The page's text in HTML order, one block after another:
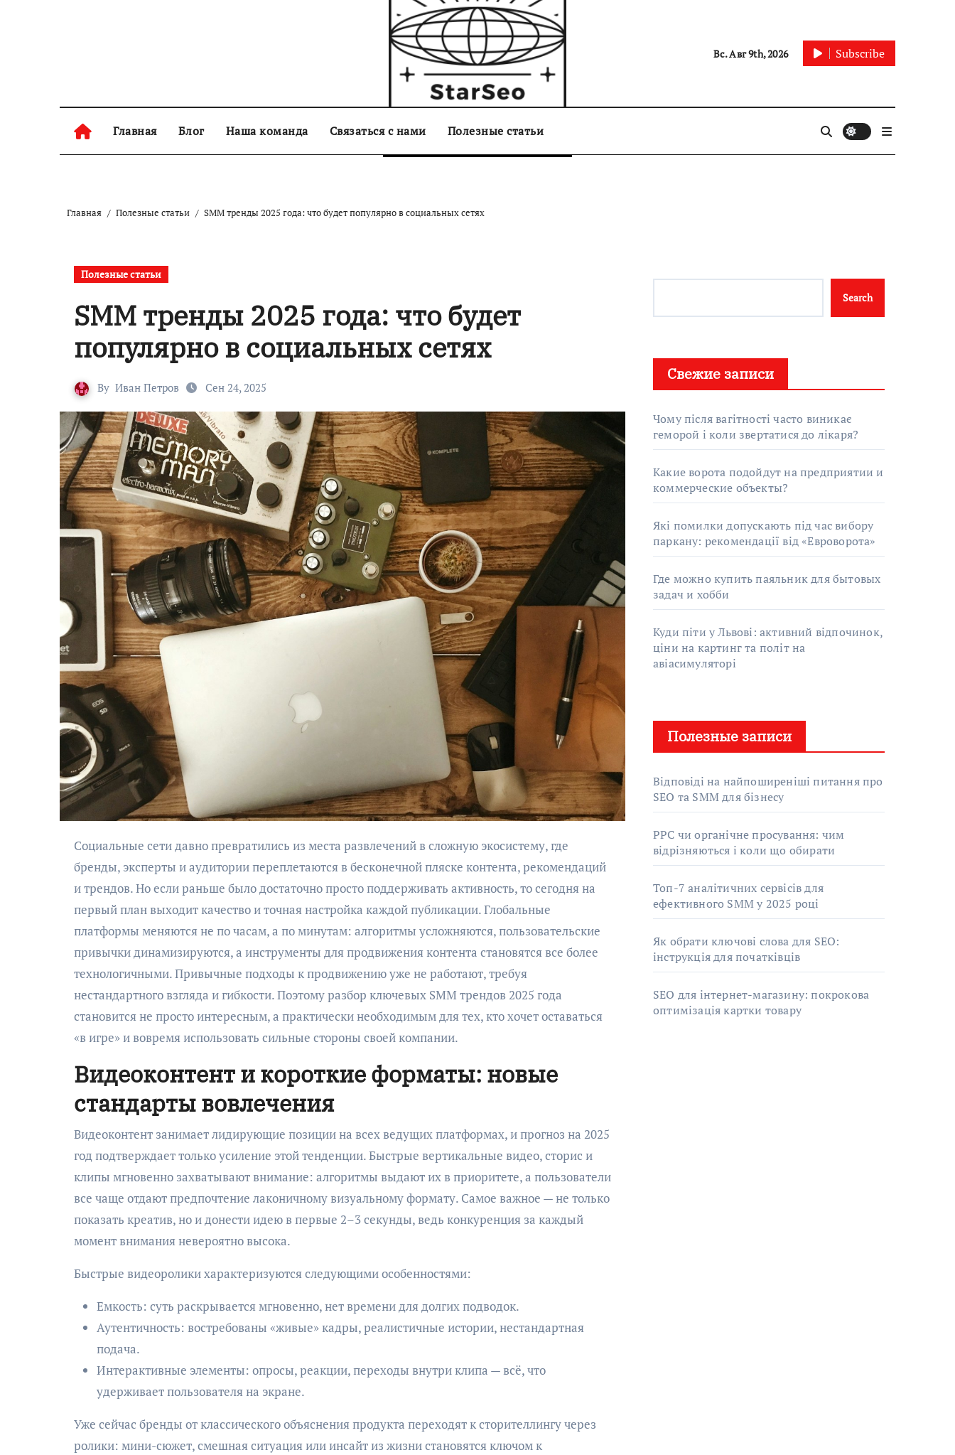
starseo.com.ua
Вс. Авг 9th, 2026 Subscribe
Главная Блог Наша команда Связаться с нами Полезные статьи
Главная Полезные статьи SMM тренды 2025 года: что будет популярно в социальных сетях
Полезные статьи
SMM тренды 2025 года: что будет
популярно в социальных сетях
By Иван Петров Сен 24, 2025
Социальные сети давно превратились из места развлечений в сложную экосистему, где
бренды, эксперты и аудитории переплетаются в бесконечной пляске контента, рекомендаций
и трендов. Но если раньше было достаточно просто поддерживать активность, то сегодня на
первый план выходит качество и точная настройка каждой публикации. Глобальные
платформы меняются не по часам, а по минутам: алгоритмы усложняются, пользовательские
привычки динамизируются, а инструменты для продвижения контента становятся все более
технологичными. Привычные подходы к продвижению уже не работают, требуя
нестандартного взгляда и гибкости. Поэтому разбор ключевых SMM трендов 2025 года
становится не просто интересным, а практически необходимым для тех, кто хочет оставаться
«в игре» и вовремя использовать сильные стороны своей компании.
Видеоконтент и короткие форматы: новые
стандарты вовлечения
Видеоконтент занимает лидирующие позиции на всех ведущих платформах, и прогноз на 2025
год подтверждает только усиление этой тенденции. Быстрые вертикальные видео, сторис и
клипы мгновенно захватывают внимание: алгоритмы выдают их в приоритете, а пользователи
все чаще отдают предпочтение лаконичному визуальному формату. Самое важное — не только
показать креатив, но и донести идею в первые 2–3 секунды, ведь конкуренция за каждый
момент внимания невероятно высока.
Быстрые видеоролики характеризуются следующими особенностями:
Емкость: суть раскрывается мгновенно, нет времени для долгих подводок.
Аутентичность: востребованы «живые» кадры, реалистичные истории, нестандартная
подача.
Интерактивные элементы: опросы, реакции, переходы внутри клипа — всё, что
удерживает пользователя на экране.
Уже сейчас бренды от классического объяснения продукта переходят к сторителлингу через
ролики: мини-сюжет, смешная ситуация или инсайт из жизни становятся ключом к
Search
Свежие записи
Чому після вагітності часто виникає
геморой і коли звертатися до лікаря?
Какие ворота подойдут на предприятии и
коммерческие объекты?
Які помилки допускають під час вибору
паркану: рекомендації від «Евроворота»
Где можно купить паяльник для бытовых
задач и хобби
Куди піти у Львові: активний відпочинок,
ціни на картинг та політ на
авіасимуляторі
Полезные записи
Відповіді на найпоширеніші питання про
SEO та SMM для бізнесу
PPC чи органічне просування: чим
відрізняються і коли що обирати
Топ-7 аналітичних сервісів для
ефективного SMM у 2025 році
Як обрати ключові слова для SEO:
інструкція для початківців
SEO для інтернет-магазину: покрокова
оптимізація картки товару